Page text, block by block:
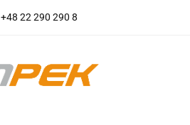
+48 22 290 290 8
O nas